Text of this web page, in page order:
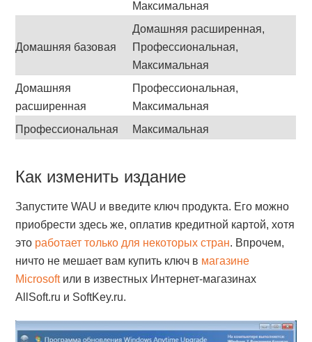
Максимальная
Домашняя базовая
Домашняя расширенная,
Профессиональная,
Максимальная
Домашняя
расширенная
Профессиональная,
Максимальная
Профессиональная
Максимальная
Как изменить издание
Запустите WAU и введите ключ продукта. Его можно
приобрести здесь же, оплатив кредитной картой, хотя
это работает только для некоторых стран. Впрочем,
ничто не мешает вам купить ключ в магазине
Microsoftили в известных Интернет-магазинах
AllSoft.ru и SoftKey.ru.